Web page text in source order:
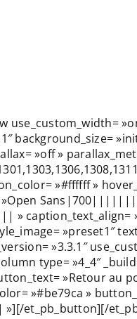
use_custom_width=
background_size=
»off »
»#ffffff »
»Open
caption_text_align=
»preset1″
»3.3.1″
type= »4_4″
»Retour au
»#be79ca »
et_pb_button][/